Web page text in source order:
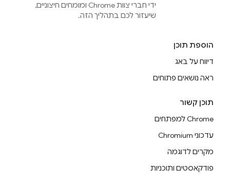
ידי חברי צוות Chrome ומומחים חיצוניים,
שיעזור לכם בתהליך הזה.
הוספת תוכן
דיווח על באג
ראה נושאים פתוחים
תוכן קשור
Chrome למפתחים
עדכוני Chromium
מקרים לדוגמה
פודקאסטים ותוכניות